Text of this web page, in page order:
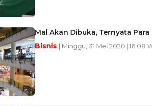
Mal Akan Dibuka, Ternyata
Bisnis | Minggu, 31 Mei 2020 | 16:08